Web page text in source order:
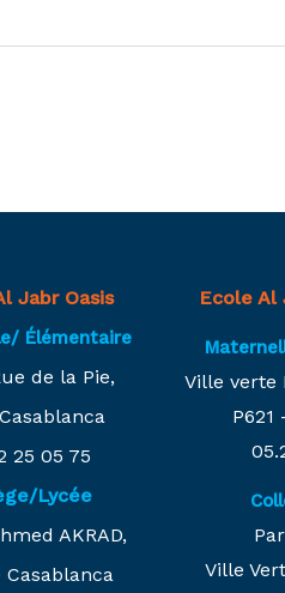
Jabr Oasis
Élémentaire
de la Pie,
25 05 75
Lycée
AKRAD,
Casablanca
Ecole Al
Ville verte
P621
Ville